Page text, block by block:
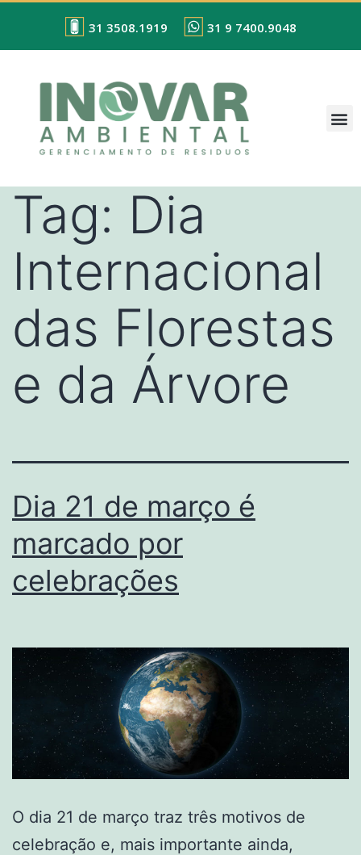
31 3508.1919 31 9 7400.9048
Tag: Dia
Internacional
das Florestas
e da Árvore
Dia 21 de março é
marcado por
celebrações
O dia 21 de março traz três motivos de
celebração e, mais importante ainda,